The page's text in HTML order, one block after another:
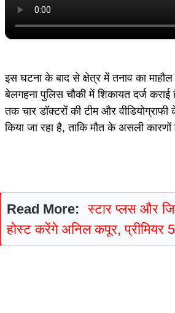
इस घटना के बाद से क्षेत्र में तनाव का
बेलगहना पुलिस चौकी में शिकायत दर्ज
तक चार डॉक्टरों की टीम और वीडियोग्राफी
किया जा रहा है, ताकि मौत के असली
Read More: स्टार प्लस और
होस्ट करेंगे अनिल कपूर, प्रीमियर